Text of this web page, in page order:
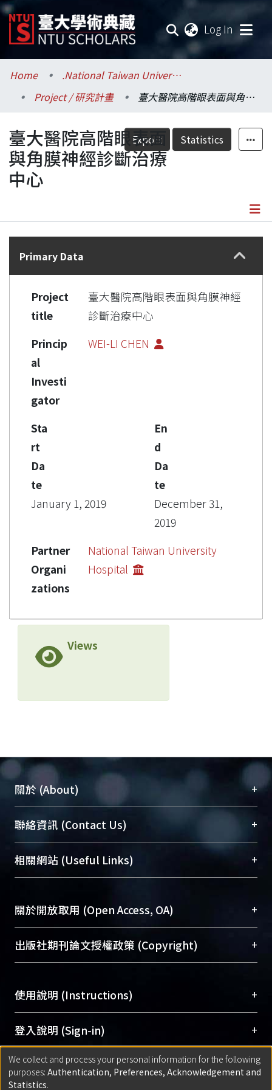
Log In
Communities & Collections
Research Outputs
Fundings & Projects
Researchers
Statistics
Home
.National Taiwan University / 國立臺灣大學
Project / 研究計畫
臺大醫院高階眼表面與角膜神經診斷治療中心
Export Statistics
臺大醫院高階眼表面
與角膜神經診斷治療
中心
Details
Primary Data
Project
title
臺大醫院高階眼表面與角膜神經
診斷治療中心
Princip
al
Investi
gator
WEI-LI CHEN
Sta
rt
Da
te
January 1, 2019
En
d
Da
te
December 31,
2019
Partner
Organi
zations
National Taiwan University
Hospital
Views
關於 (About) +
臺大位居世界頂尖大學之列，為永久珍藏及向國際
展現本校豐碩的研究成果及學術能量，圖書館整合
機構典藏（NTUR）與學術庫（AH）不同功能平
台，成為臺大學術典藏NTU scholars。期能整合研
成果。
To permanently archive and promote researcher
profiles and scholarly works, Library integrates the
services of “NTU Repository” with “Academic
聯絡資訊 (Contact Us) +
總館學科館員(Main Library)
醫學圖書館學科館員(Medical Library)
Sciences Library)
相關網站 (Useful Links) +
關於開放取用 (Open Access, OA) +
開放取用是從使用者角度提升資訊取用性的社會運
動，應用在學術研究上是透過將研究著作公開供使
用逐年攀升。同時可加速研究發展、提升研究影響
Archive）平台。 （點選深入了解OA）
出版社期刊論文授權政策 (Copyright) +
含部分內容的版權非匯入者所有，或由第三方贊
助與合作完成，請確認該版權所有者及第三方同
意提供此授權。
Please represent that the submission is your
original work, and that you have the right to
grant the rights to upload.
使用說明 (Instructions) +
網站簡介(Quickstart Guide)
使用手冊(Instruction Manual)
線上預約服務(Booking Service)
登入說明 (Sign-in) +
方案一：臺灣大學計算機中心帳號登入
(With C&INC Email Account)
匯入著作 (Submission) +
We collect and process your personal information for the following
purposes: Authentication, Preferences, Acknowledgement and
Statistics.